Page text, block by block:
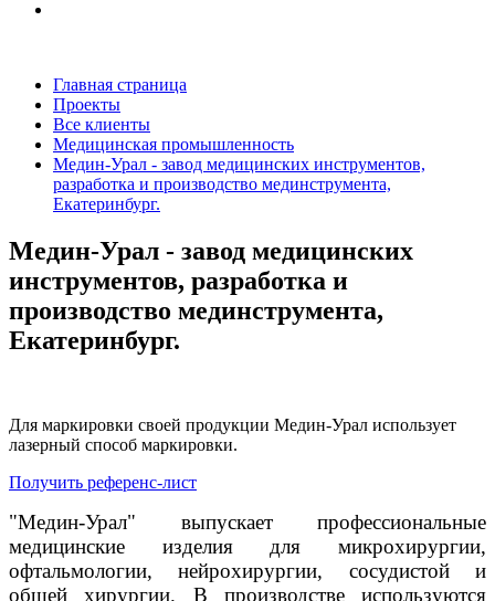
Главная страница
Проекты
Все клиенты
Медицинская промышленность
Медин-Урал - завод медицинских инструментов,
разработка и производство мединструмента,
Екатеринбург.
Медин-Урал - завод медицинских
инструментов, разработка и
производство мединструмента,
Екатеринбург.
Для маркировки своей продукции Медин-Урал использует
лазерный способ маркировки.
Получить референс-лист
"Медин-Урал" выпускает профессиональные
медицинские изделия для микрохирургии,
офтальмологии, нейрохирургии, сосудистой и
общей хирургии. В производстве используются